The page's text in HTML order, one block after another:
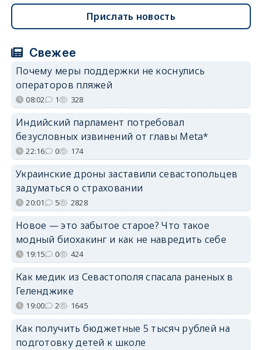
Прислать новость
Свежее
Почему меры поддержки не коснулись
операторов пляжей
08:02 1 328
Индийский парламент потребовал
безусловных извинений от главы Meta*
22:16 0 174
Украинские дроны заставили севастопольцев
задуматься о страховании
20:01 5 2828
Новое — это забытое старое? Что такое
модный биохакинг и как не навредить себе
19:15 0 424
Как медик из Севастополя спасала раненых в
Геленджике
19:00 2 1645
Как получить бюджетные 5 тысяч рублей на
подготовку детей к школе